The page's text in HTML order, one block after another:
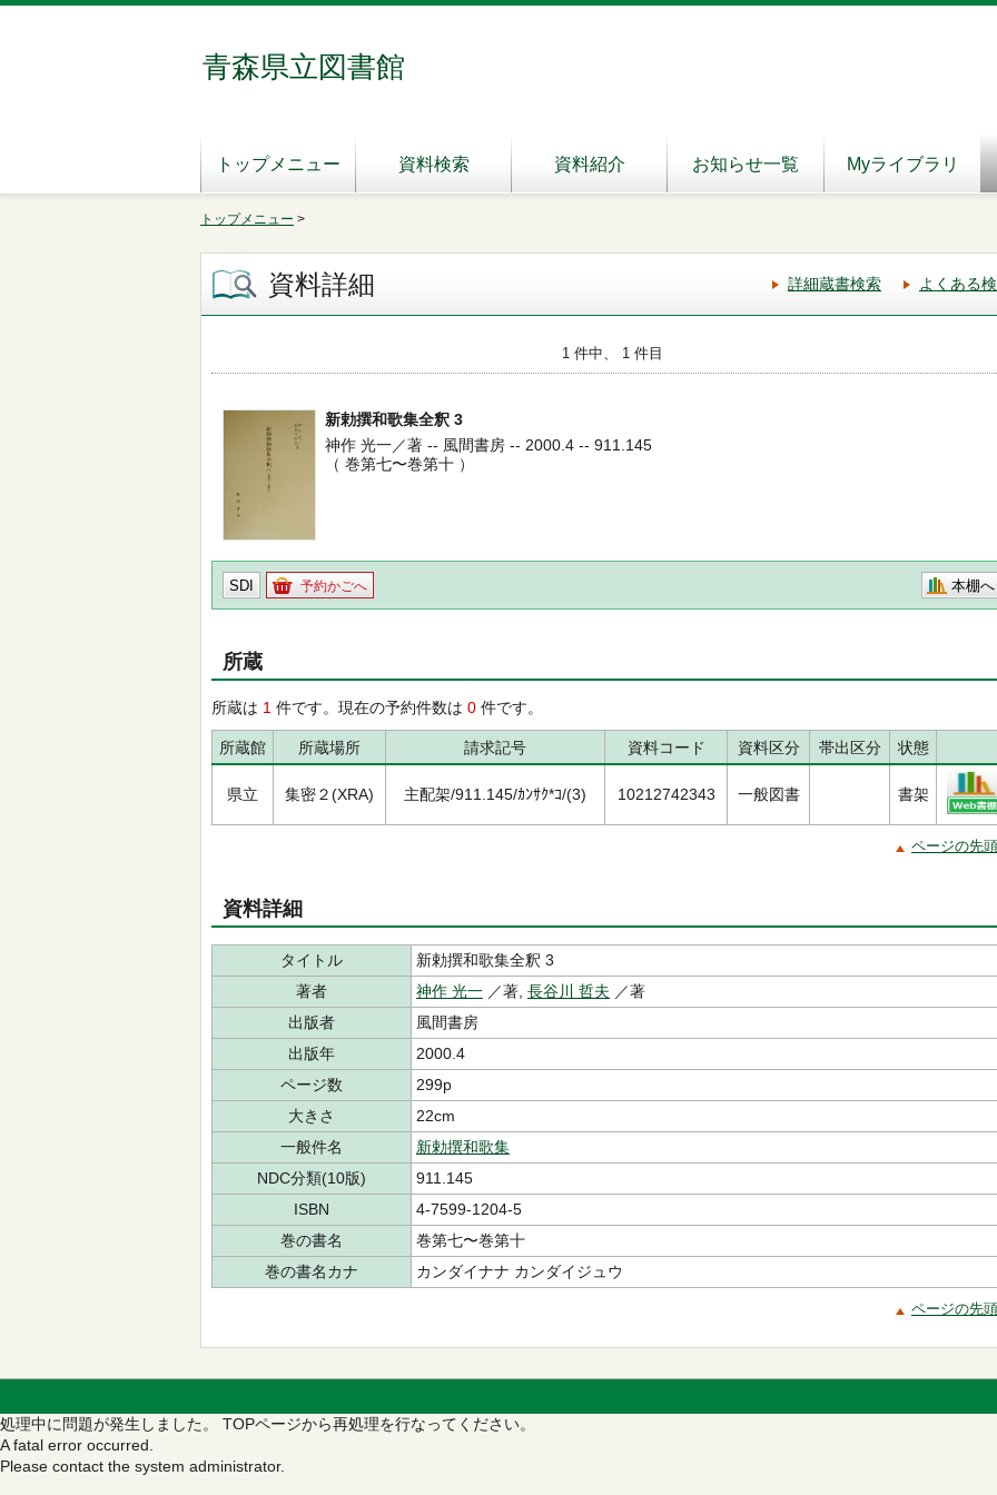
青森県立図書館
トップメニュー 資料検索 資料紹介 お知らせ一覧 Myライブラリ
トップメニュー >
資料詳細 詳細蔵書検索 よくある
1 件中、 1 件目
新勅撰和歌集全釈 3
神作 光一／著 -- 風間書房 -- 2000.4 -- 911.145
（ 巻第七〜巻第十 ）
SDI 予約かごへ 本棚へ
所蔵
所蔵は 1 件です。現在の予約件数は 0 件です。
所蔵館 所蔵場所 請求記号 資料コード 資料区分 帯出区分 状態
県立 集密２(XRA) 主配架/911.145/ｶﾝｻｸ*ｺ/(3) 10212742343 一般図書 書架
ページの先
資料詳細
タイトル
新勅撰和歌集全釈 3
著者
神作 光一 ／著, 長谷川 哲夫 ／著
出版者
風間書房
出版年
2000.4
ページ数
299p
大きさ
22cm
一般件名
新勅撰和歌集
NDC分類(10版)
911.145
ISBN
4-7599-1204-5
巻の書名
巻第七〜巻第十
巻の書名カナ
カンダイナナ カンダイジュウ
ページの先
処理中に問題が発生しました。 TOPページから再処理を行なってください。
A fatal error occurred.
Please contact the system administrator.